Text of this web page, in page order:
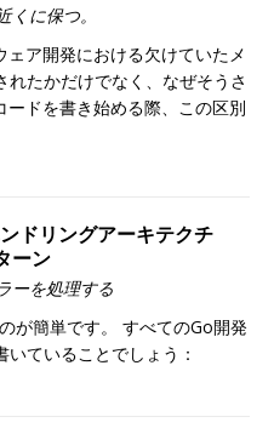
くに保つ。
ア開発における欠けていたメ
たかだけでなく、なぜそうさ
ドを書き始める際、この区別
ドリングアーキテクチ
ーン
ーを処理する
が簡単です。 すべてのGo開発
ていることでしょう：